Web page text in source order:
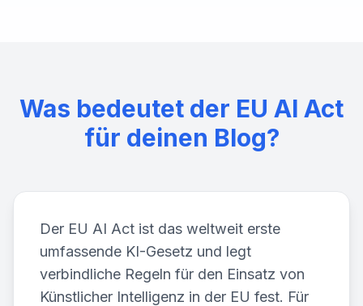
Was bedeutet der EU AI Act
für deinen Blog?
Der EU AI Act ist das weltweit erste
umfassende KI-Gesetz und legt
verbindliche Regeln für den Einsatz von
Künstlicher Intelligenz in der EU fest. Für